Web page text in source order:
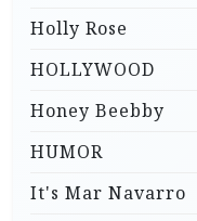
Holly Rose
HOLLYWOOD
Honey Beebby
HUMOR
It's Mar Navarro